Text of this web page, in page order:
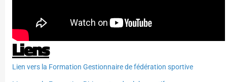
Liens
Lien vers la Formation Gestionnaire de fédération sportive